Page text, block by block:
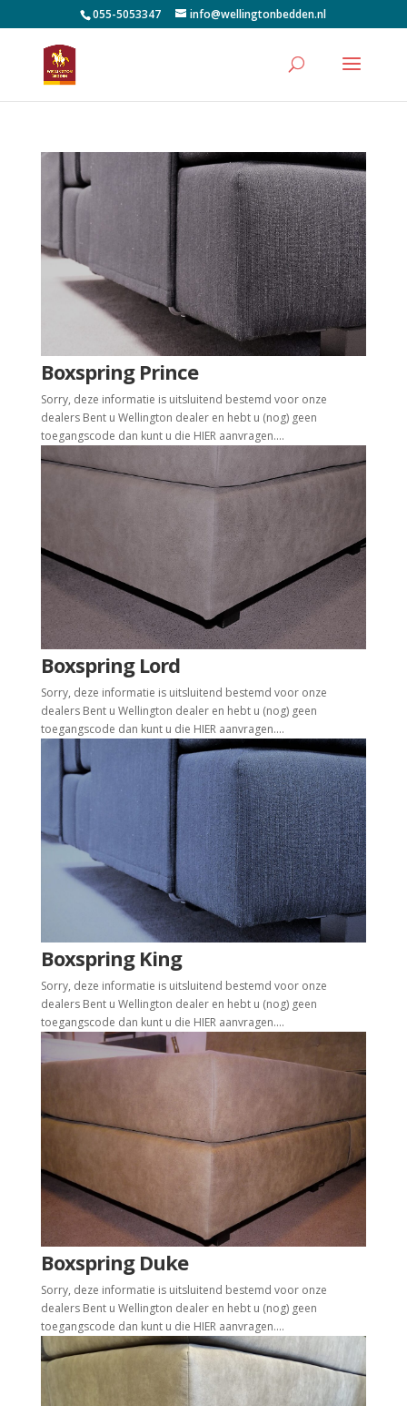
055-5053347 info@wellingtonbedden.nl
Boxspring Prince
Sorry, deze informatie is uitsluitend bestemd voor onze
dealers Bent u Wellington dealer en hebt u (nog) geen
toegangscode dan kunt u die HIER aanvragen....
Boxspring Lord
Sorry, deze informatie is uitsluitend bestemd voor onze
dealers Bent u Wellington dealer en hebt u (nog) geen
toegangscode dan kunt u die HIER aanvragen....
Boxspring King
Sorry, deze informatie is uitsluitend bestemd voor onze
dealers Bent u Wellington dealer en hebt u (nog) geen
toegangscode dan kunt u die HIER aanvragen....
Boxspring Duke
Sorry, deze informatie is uitsluitend bestemd voor onze
dealers Bent u Wellington dealer en hebt u (nog) geen
toegangscode dan kunt u die HIER aanvragen....